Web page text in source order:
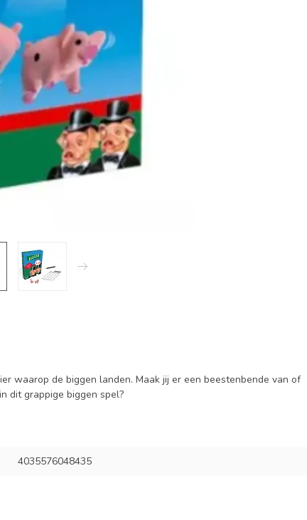
waarop de biggen landen. Maak jij er een beestenbende van of
dit grappige biggen spel?
4035576048435